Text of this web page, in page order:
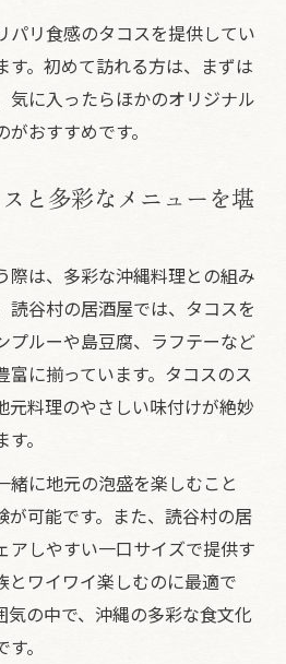
パリ食感のタコスを提供してい
す。初めて訪れる方は、まずは
気に入ったらほかのオリジナル
おすすめです。
と多彩なメニューを堪
際は、多彩な沖縄料理との組み
読谷村の居酒屋では、タコスを
プルーや島豆腐、ラフテーなど
富に揃っています。タコスのス
元料理のやさしい味付けが絶妙
。
緒に地元の泡盛を楽しむこと
が可能です。また、読谷村の居
アしやすい一口サイズで提供す
とワイワイ楽しむのに最適で
気の中で、沖縄の多彩な食文化
。